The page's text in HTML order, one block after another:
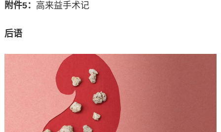
附件5： 高来益手术记
后语